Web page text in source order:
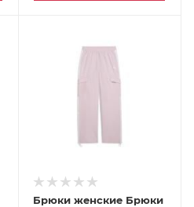
Брюки женские Брюки